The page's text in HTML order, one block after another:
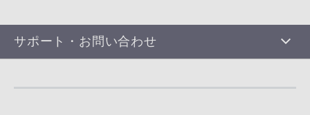
サポート・お問い合わせ